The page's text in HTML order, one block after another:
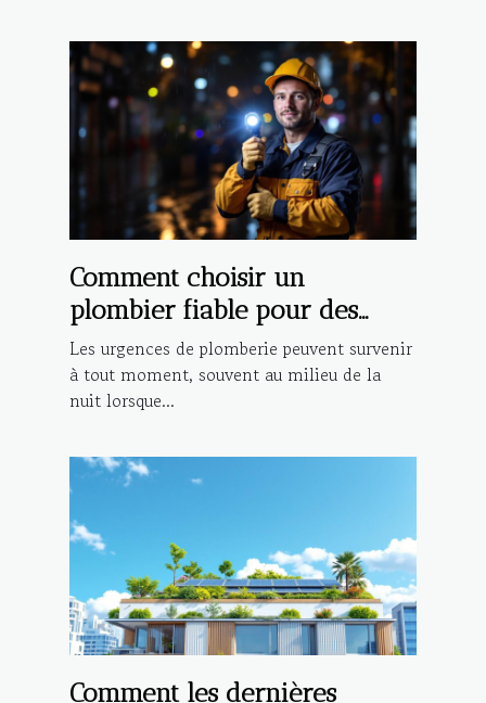
Comment choisir un
plombier fiable pour des
urgences nocturnes ?
Les urgences de plomberie peuvent survenir
à tout moment, souvent au milieu de la
nuit lorsque...
Comment les dernières